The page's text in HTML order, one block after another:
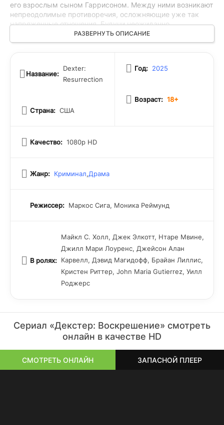
его взрослым сыном Гаррисоном. Между ними возникают
непреодолимые противоречия, осложняющие уже так
напряженные отношения. Будучи неожиданно
встречеными несколькими жестокими убийствами в их
мире, Декстер и Гаррисон оказываются в самом центре
внутренними демонами, Гаррисон сталкивается с
собственными секретами и внутренними конфликтами.
появляется таинственная фигура, чьи намерения
остаются загадкой даже для Декстера.
РАЗВЕРНУТЬ ОПИСАНИЕ
Название:
Dexter:
Resurrection
Страна: США
Год: 2025
Возраст: 18+
Качество: 1080p HD
Жанр: Криминал,Драма
Режиссер: Маркос Сига, Моника Реймунд
В ролях:
Майкл С. Холл, Джек Элкотт, Нтаре Мвине,
Джилл Мари Лоуренс, Джейсон Алан
Карвелл, Дэвид Магидофф, Брайан Лиллис,
Кристен Риттер, John Maria Gutierrez, Уилл
Роджерс
Сериал «Декстер: Воскрешение» смотреть
онлайн в качестве HD
СМОТРЕТЬ ОНЛАЙН ЗАПАСНОЙ ПЛЕЕР